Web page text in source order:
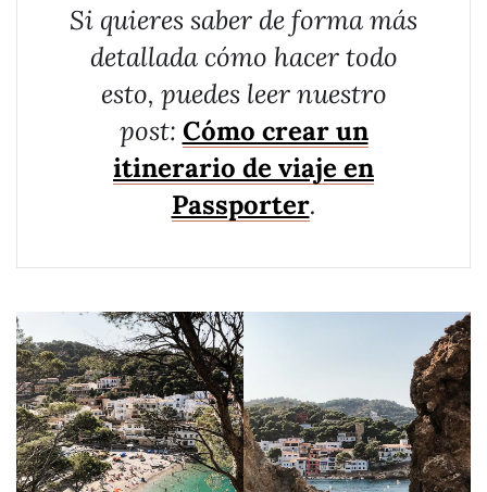
Si quieres saber de forma más
detallada cómo hacer todo
esto, puedes leer nuestro
post: Cómo crear un
itinerario de viaje en
Passporter.